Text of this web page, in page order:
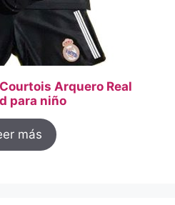
Arquero Real
para niño
más